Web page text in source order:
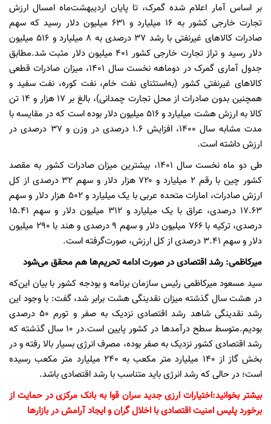
بر اساس آمار اعلام شده گمرک، تا پایان اردیبهشت‌ماه امسال ارزش
تجارت خارجی کشور به ۱۶ میلیارد و ۶۳۱ میلیون دلار رسید که سهم
صادرات کالاهای غیرنفتی با رشد ۳۷ درصدی به ۸ میلیارد و ۵۱۶ میلیون
دلار رسید و تراز تجارت خارجی کشور ۴۰۱ میلیون دلار مثبت شد.مطابق
جدول آماری گمرک در دوماهه نخست سال ۱۴۰۱، میزان صادرات قطعی
کالاهای غیرنفتی کشور (به‌استثنای نفت خام، نفت کوره، نفت سفید و
همچنین بدون صادرات از محل تجارت چمدانی)، بالغ بر ۱۷ هزار و ۱۴ تن
کالا به ارزش هشت میلیارد و ۵۱۶ میلیون دلار بوده است که در مقایسه با
مدت مشابه سال ۱۴۰۰، افزایش ۱.۶ درصدی در وزن و ۳۷ درصدی در
ارزش داشته است.
طی دو ماه نخست سال ۱۴۰۱، بیشترین میزان صادرات کشور به مقصد
کشور چین با رقم ۲ میلیارد و ۷۲۰ هزار دلار و سهم ۳۲ درصدی از کل
ارزش صادرات، امارات متحده عربی با یک میلیارد و ۵۰۲ هزار دلار و سهم
۱۷.۶۳ درصدی، عراق با یک میلیارد و ۳۱۲ میلیون دلار و سهم ۱۵.۴۱
درصدی، ترکیه با ۷۶۶ میلیون دلار و سهم ۹ درصدی و هند با ۲۹۰ میلیون
دلار و سهم ۳.۴۱ درصدی از کل ارزش، صورت‌گرفته است.
میرکاظمی: رشد اقتصادی در صورت ادامه تحریم‌ها هم محقق می‌شود
سید مسعود میرکاظمی رئیس سازمان برنامه و بودجه کشور با بیان این‌که
در هشت سال گذشته میزان نقدینگی هشت برابر شد، گفت: با وجود این
رشد نقدینگی شاهد رشد اقتصادی نزدیک به صفر و تورم ۵۰ درصدی
بودیم.متوسط سطح درآمدها در کشور پایین است.در ۱۰ سال گذشته که
رشد اقتصادی کشور نزدیک به صفر بوده، مصرف انرژی بسیار بالا رفته و در
بخش گاز از ۱۴۰ میلیارد متر مکعب به ۲۴۰ میلیارد متر مکعب رسیده
است؛ در حالی که رشد انرژی باید متناسب با رشد اقتصادی باشد.
بیشتر بخوانید:اختیارات ارزی جدید سران قوا به بانک مرکزی در حمایت از
برخورد پلیس امنیت اقتصادی با اخلال گران و ایجاد آرامش در بازارها